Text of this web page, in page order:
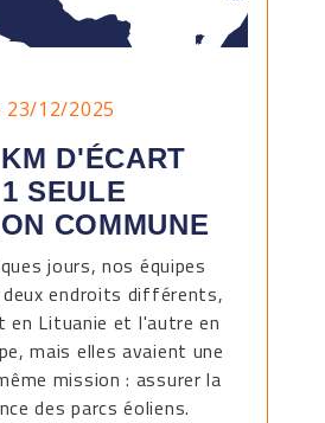
23/12/2025
D'ÉCART
SEULE
COMMUNE
jours, nos équipes
endroits différents,
en Lituanie et l'autre en
mais elles avaient une
mission : assurer la
des parcs éoliens.